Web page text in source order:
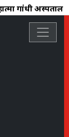
गांधी अस्पताल :